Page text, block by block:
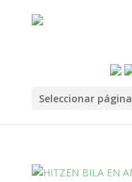
Seleccionar página